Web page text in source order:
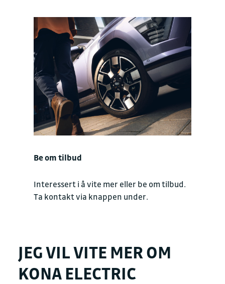
Be om tilbud
Interessert i å vite mer eller be om tilbud.
Ta kontakt via knappen under.
JEG VIL VITE MER OM
KONA ELECTRIC